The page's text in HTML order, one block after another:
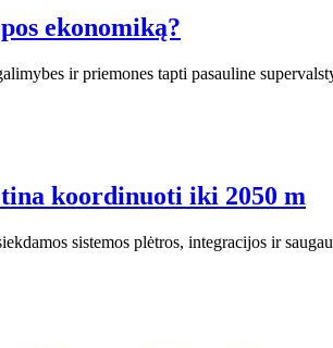
ekonomiką?
ir priemones tapti pasauline
koordinuoti iki 2050 m
sistemos plėtros, integracijos ir